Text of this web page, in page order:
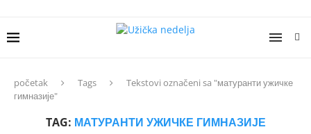
početak Tags
Tekstovi označeni sa "матуранти ужичке
гимназије"
TAG: МАТУРАНТИ УЖИЧКЕ ГИМНАЗИЈЕ